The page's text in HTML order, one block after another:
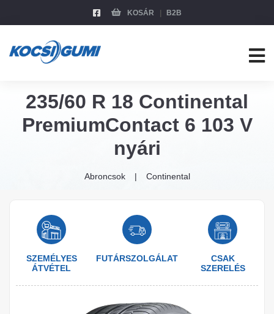
KOSÁR B2B
235/60 R 18 Continental
PremiumContact 6 103 V
nyári
Abroncsok Continental
SZEMÉLYES
ÁTVÉTEL
FUTÁRSZOLGÁLAT
CSAK
SZERELÉS